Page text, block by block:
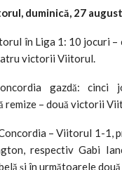
duminică, 27
în Liga 1: 10 jocuri
victorii Viitorul.
gazdă:
remize – două victorii
– Viitorul 1-1,
respectiv Gabi
şi în următoarele